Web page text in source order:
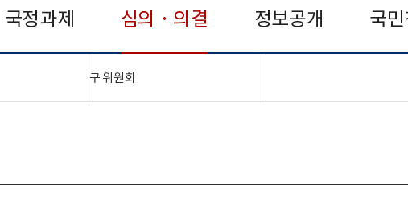
국정과제 심의 · 의결 정보공개 국
구 위원회